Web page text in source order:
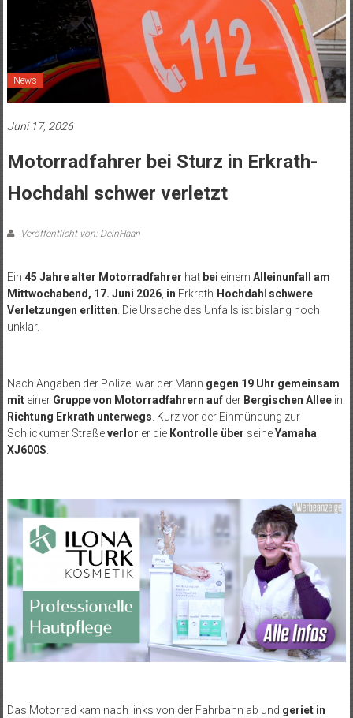
News
Juni 17, 2026
Motorradfahrer bei Sturz in Erkrath-
Hochdahl schwer verletzt
Veröffentlicht von: DeinHaan
Ein 45 Jahre alter Motorradfahrer hat bei einem Alleinunfall am
Mittwochabend, 17. Juni 2026, in Erkrath-Hochdahl schwere
Verletzungen erlitten . Die Ursache des Unfalls ist bislang noch
unklar.
Nach Angaben der Polizei war der Mann gegen 19 Uhr gemeinsam
miteiner Gruppe von Motorradfahrern aufder Bergischen Allee in
Richtung Erkrath unterwegs . Kurz vor der Einmündung zur
Schlickumer Straßeverlor er die Kontrolle über seineYamaha
XJ600S
Das Motorrad kam nach links von der Fahrbahn ab und geriet in